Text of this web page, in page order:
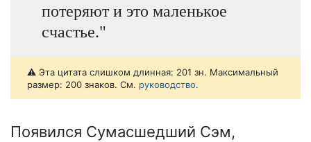
потеряют и это маленькое
счастье."
⚠️ Эта цитата слишком длинная: 201 зн. Максимальный
размер: 200 знаков. См. руководство.
Появился Сумасшедший Сэм,